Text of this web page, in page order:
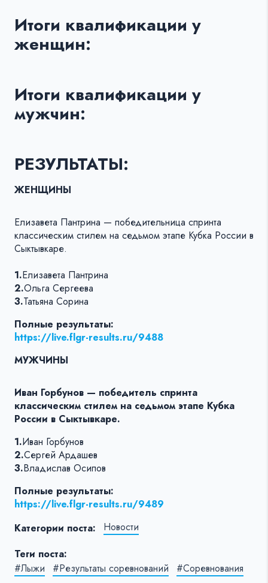
Итоги квалификации у
женщин:
Итоги квалификации у
мужчин:
РЕЗУЛЬТАТЫ:
ЖЕНЩИНЫ
Елизавета Пантрина — победительница спринта
классическим стилем на седьмом этапе Кубка России в
Сыктывкаре.
1.Елизавета Пантрина
2.Ольга Сергеева
3.Татьяна Сорина
Полные результаты:
https://live.flgr-results.ru/9488
МУЖЧИНЫ
Иван Горбунов — победитель спринта
классическим стилем на седьмом этапе Кубка
России в Сыктывкаре.
1.Иван Горбунов
2.Сергей Ардашев
3.Владислав Осипов
Полные результаты:
https://live.flgr-results.ru/9489
Категории поста:
Новости
Теги поста:
#Лыжи
#Результаты соревнований #Соревнования